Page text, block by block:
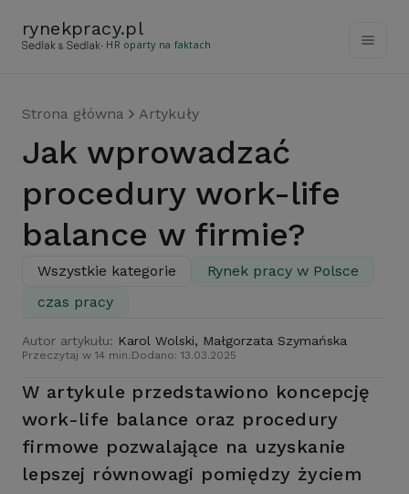
rynekpracy.pl
- HR oparty na faktach
Strona główna Artykuły
Jak wprowadzać
procedury work-life
balance w firmie?
Wszystkie kategorie
Rynek pracy w Polsce
czas pracy
Autor artykułu: Karol Wolski, Małgorzata Szymańska
Przeczytaj w 14 min. Dodano: 13.03.2025
W artykule przedstawiono koncepcję
work-life balance oraz procedury
firmowe pozwalające na uzyskanie
lepszej równowagi pomiędzy życiem